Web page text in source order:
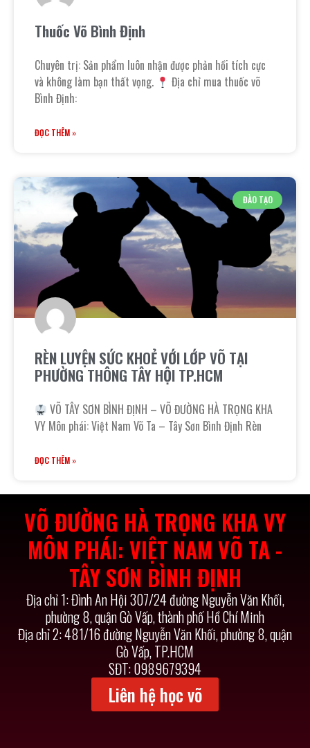
Thuốc Võ Bình Định
Chuyên trị: Sản phẩm luôn nhận được phản hồi tích cực
và không làm bạn thất vọng.
Địa chỉ mua thuốc võ
Bình Định:
ĐỌC THÊM »
ĐÀO TẠO
RÈN LUYỆN SỨC KHOẺ VỚI LỚP VÕ TẠI
PHƯỜNG THÔNG TÂY HỘI TP.HCM
VÕ TÂY SƠN BÌNH ĐỊNH – VÕ ĐƯỜNG HÀ TRỌNG KHA
VY Môn phái: Việt Nam Võ Ta – Tây Sơn Bình Định Rèn
ĐỌC THÊM »
VÕ ĐƯỜNG HÀ TRỌNG KHA VY
MÔN PHÁI: VIỆT NAM VÕ TA -
TÂY SƠN BÌNH ĐỊNH
Địa chỉ 1: Đình An Hội 307/24 đường Nguyễn Văn Khối,
phường 8, quận Gò Vấp, thành phố Hồ Chí Minh
Địa chỉ 2: 481/16 đường Nguyễn Văn Khối, phường 8, quận
Gò Vấp, TP.HCM
SĐT: 0989679394
Liên hệ học võ